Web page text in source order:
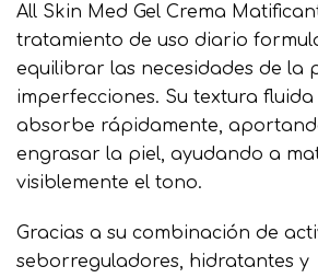
All Skin Med Gel Crema
tratamiento de uso diario
equilibrar las necesidades de la
imperfecciones. Su textura fluida
absorbe rápidamente,
engrasar la piel, ayudando a
visiblemente el tono.
Gracias a su combinación de
seborreguladores, hidratantes y